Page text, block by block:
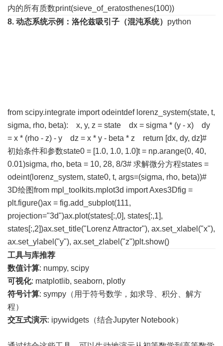
内的所有质数print(sieve_of_eratosthenes(100))
8. 动态系统示例：洛伦兹吸引子（混沌系统） python
from scipy.integrate import odeintdef lorenz_system(state, t,
sigma, rho, beta): x, y, z = state dx = sigma * (y - x) dy
= x * (rho - z) - y dz = x * y - beta * z return [dx, dy, dz]#
初始条件和参数state0 = [1.0, 1.0, 1.0]t = np.arange(0, 40,
0.01)sigma, rho, beta = 10, 28, 8/3# 求解微分方程states =
odeint(lorenz_system, state0, t, args=(sigma, rho, beta))#
3D绘图from mpl_toolkits.mplot3d import Axes3Dfig =
plt.figure()ax = fig.add_subplot(111,
projection="3d")ax.plot(states[:,0], states[:,1],
states[:,2])ax.set_title("Lorenz Attractor"), ax.set_xlabel("x"),
ax.set_ylabel("y"), ax.set_zlabel("z")plt.show()
工具与库推荐
数值计算: numpy, scipy
可视化: matplotlib, seaborn, plotly
符号计算: sympy（用于符号数学，如求导、积分、解方
程）
交互式演示: ipywidgets（结合Jupyter Notebook）